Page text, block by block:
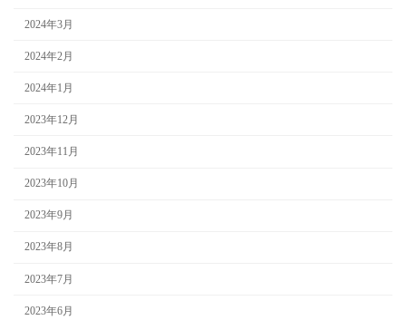
2024年3月
2024年2月
2024年1月
2023年12月
2023年11月
2023年10月
2023年9月
2023年8月
2023年7月
2023年6月